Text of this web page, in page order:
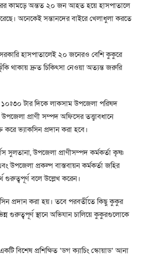
কামড়ে অন্তত ২০ জন আহত হয়ে হাসপাতালে
অনেকেই সন্তানদের বাইরে খেলাধুলা করতে
হাসপাতালেই ২০ জনেরও বেশি কুকুরে
থাকায় দ্রুত চিকিৎসা নেওয়া অত্যন্ত জরুরি
টার দিকে লাকসাম উপজেলা পরিষদ
প্রাণী সম্পদ অফিসের তত্ত্বাবধানে
করে ভ্যাকসিন প্রদান করা হবে।
সুলতানা, উপজেলা প্রাণীসম্পদ কর্মকর্তা কৃষ্ণ
প্রকল্প বাস্তবায়ন কর্মকর্তা জহির
গুরুত্বপূর্ণ বলে উল্লেখ করেন।
প্রদান করা হয়। তবে পরবর্তীতে কিছু কুকুর
গুরুত্বপূর্ণ স্থানে অভিযান চালিয়ে কুকুরগুলোকে
বিশেষ প্রশিক্ষিত ‘ডগ ক্যাচিং স্কোয়াড’ আনা